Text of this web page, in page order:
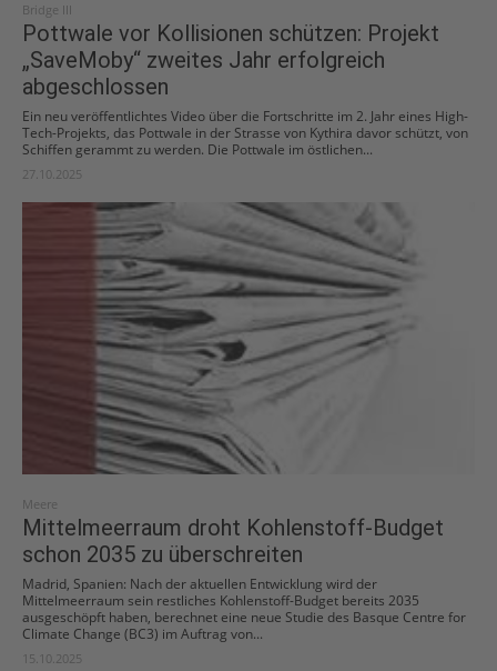
Bridge III
Pottwale vor Kollisionen schützen: Projekt
„SaveMoby“ zweites Jahr erfolgreich
abgeschlossen
Ein neu veröffentlichtes Video über die Fortschritte im 2. Jahr eines High-
Tech-Projekts, das Pottwale in der Strasse von Kythira davor schützt, von
Schiffen gerammt zu werden. Die Pottwale im östlichen...
27.10.2025
Meere
Mittelmeerraum droht Kohlenstoff-Budget
schon 2035 zu überschreiten
Madrid, Spanien: Nach der aktuellen Entwicklung wird der
Mittelmeerraum sein restliches Kohlenstoff-Budget bereits 2035
ausgeschöpft haben, berechnet eine neue Studie des Basque Centre for
Climate Change (BC3) im Auftrag von...
15.10.2025